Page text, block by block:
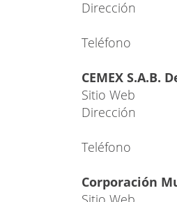
Dirección
Teléfono
CEMEX S.A.B.
Sitio Web
Dirección
Teléfono
Corporación